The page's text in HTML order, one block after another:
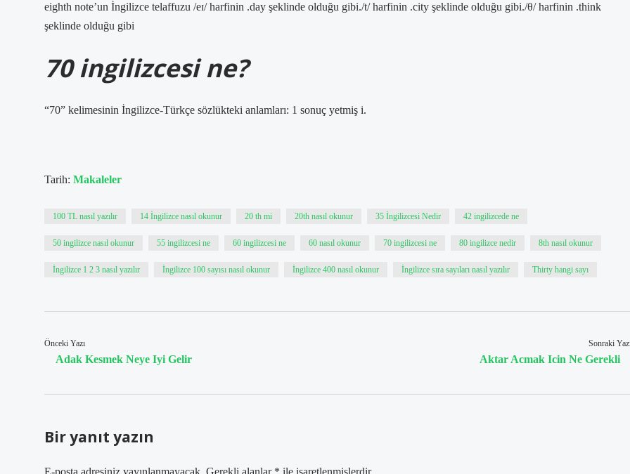
eighth note’un İngilizce telaffuzu /eɪ/ harfinin .day şeklinde olduğu gibi./t/ harfinin .city şeklinde olduğu gibi./θ/ harfinin .think
şeklinde olduğu gibi
70 ingilizcesi ne?
“70” kelimesinin İngilizce-Türkçe sözlükteki anlamları: 1 sonuç yetmiş i.
Tarih: Makaleler
100 TL nasıl yazılır 14 İngilizce nasıl okunur 20 th mi 20th nasıl okunur 35 İngilizcesi Nedir 42 ingilizcede ne
50 ingilizce nasıl okunur 55 ingilizcesi ne 60 ingilizcesi ne 60 nasıl okunur 70 ingilizcesi ne 80 ingilizce nedir 8th nasıl okunur
İngilizce 1 2 3 nasıl yazılır İngilizce 100 sayısı nasıl okunur İngilizce 400 nasıl okunur İngilizce sıra sayıları nasıl yazılır Thirty hangi sayı
Önceki Yazı
Adak Kesmek Neye Iyi Gelir
Sonraki
Aktar Acmak Icin Ne Gerekli
Bir yanıt yazın
E-posta adresiniz yayınlanmayacak. Gerekli alanlar * ile işaretlenmişlerdir